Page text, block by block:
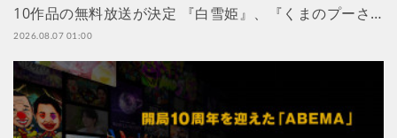
10作品の無料放送が決定 『白雪姫』、『くまのプーさ…
2026.08.07 01:00